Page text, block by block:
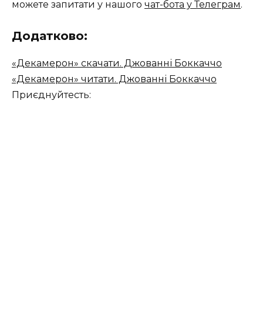
можете запитати у нашого чат-бота у Телеграм.
Додатково:
«Декамерон» скачати. Джованні Боккаччо
«Декамерон» читати. Джованні Боккаччо
Приєднуйтесть: